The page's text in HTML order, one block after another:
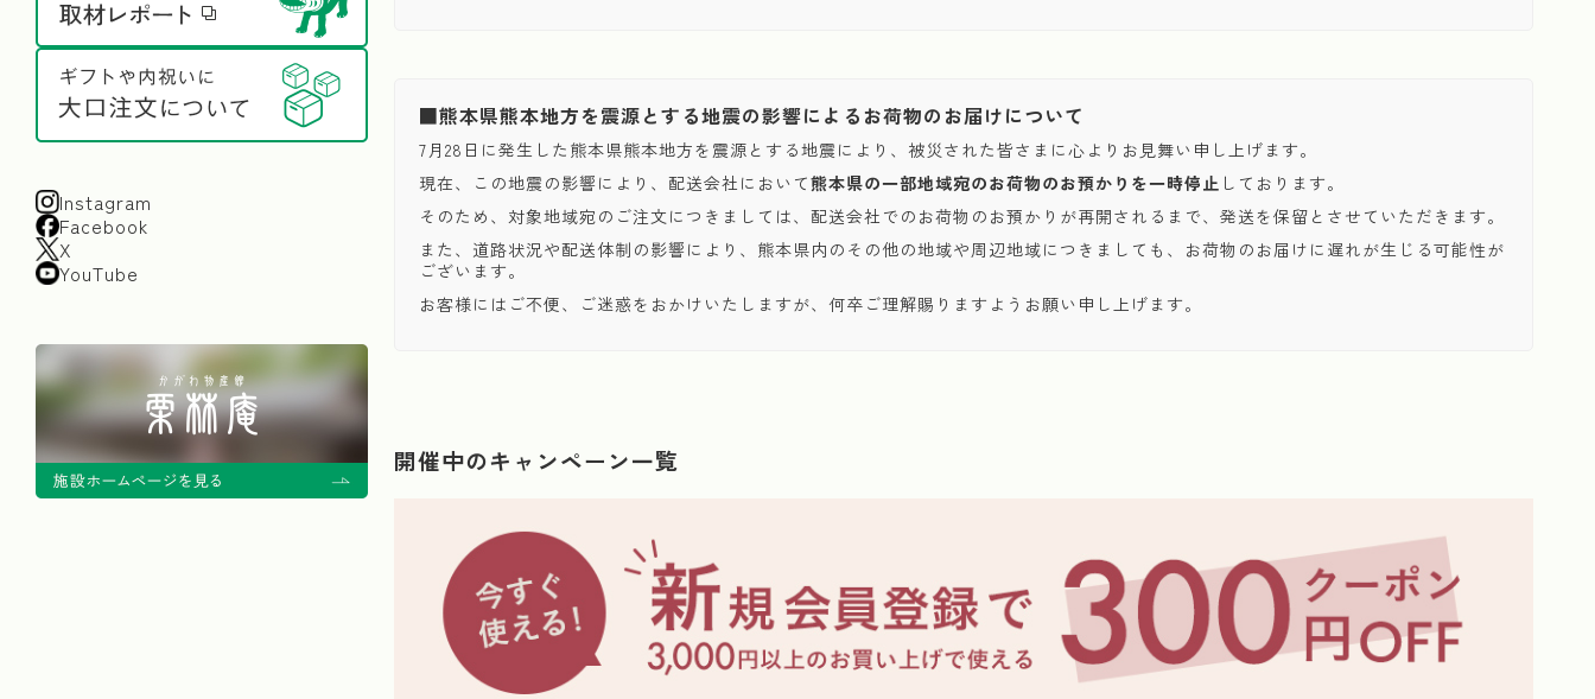
Instagram
Facebook
X
YouTube
■熊本県熊本地方を震源とする地震の影響によるお荷物のお届けについて
7月28日に発生した熊本県熊本地方を震源とする地震により、被災された皆さまに心よりお見舞い申し上げます。
現在、この地震の影響により、配送会社において熊本県の一部地域宛のお荷物のお預かりを一時停止 しております。
そのため、対象地域宛のご注文につきましては、配送会社でのお荷物のお預かりが再開されるまで、発送を保留とさせていただきます。
また、道路状況や配送体制の影響により、熊本県内のその他の地域や周辺地域につきましても、お荷物のお届けに遅れが生じる可能性が
ございます。
お客様にはご不便、ご迷惑をおかけいたしますが、何卒ご理解賜りますようお願い申し上げます。
開催中のキャンペーン一覧